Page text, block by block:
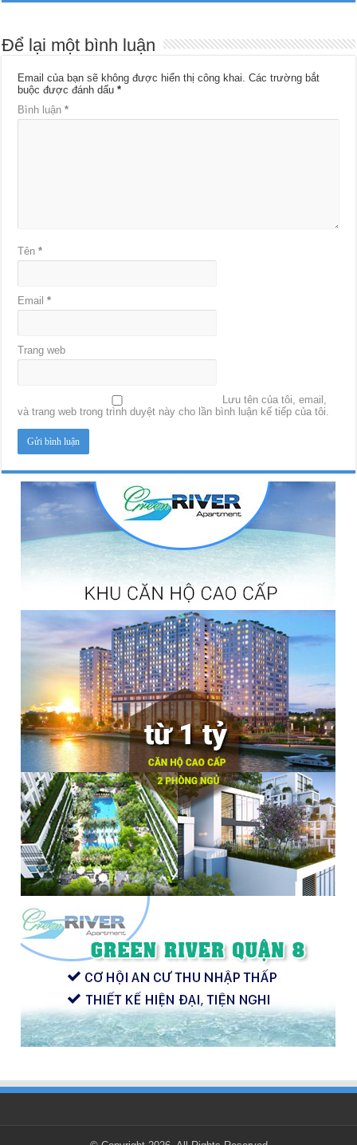
Để lại một bình luận
Email của bạn sẽ không được hiển thị công khai. Các trường bắt
buộc được đánh dấu*
Bình luận*
Tên*
Email*
Trang web
Lưu tên của tôi, email,
và trang web trong trình duyệt này cho lần bình luận kế tiếp của tôi.